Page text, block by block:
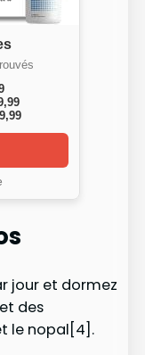
jour et dormez
des
le nopal[4].